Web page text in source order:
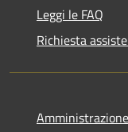
Leggi le FAQ
Richiesta